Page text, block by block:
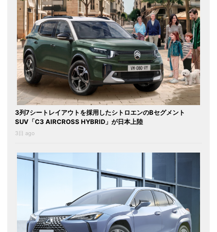
3列7シートレイアウトを採用したシトロエンのBセグメント
SUV「C3 AIRCROSS HYBRID」が日本上陸
3日 ago